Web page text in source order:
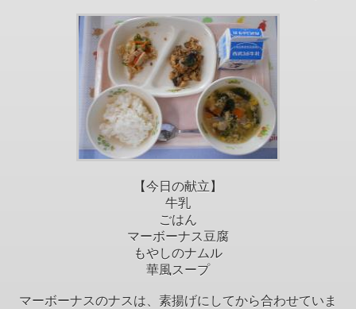
【今日の献立】
牛乳
ごはん
マーボーナス豆腐
もやしのナムル
華風スープ
マーボーナスのナスは、素揚げにしてから合わせていま